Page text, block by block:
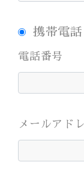
携帯電話
電話番号
メールアド